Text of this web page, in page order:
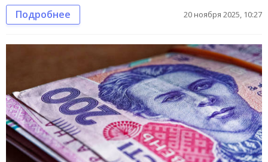
Подробнее 20 ноября 2025, 10:27